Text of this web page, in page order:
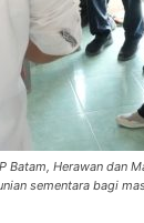
Batam, Herawan dan
sementara bagi